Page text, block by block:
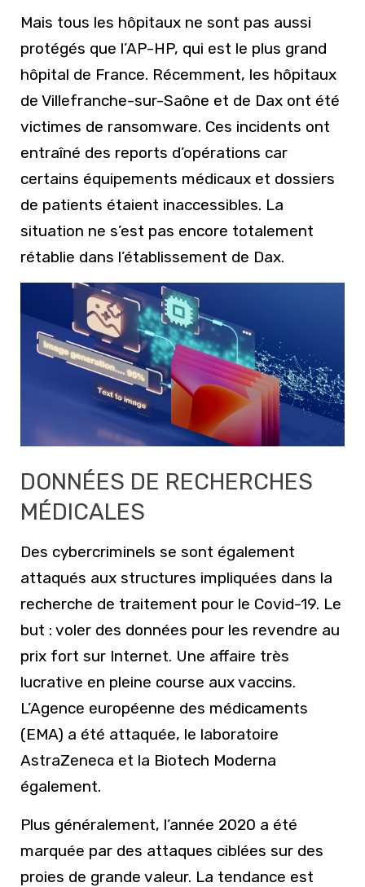
Mais tous les hôpitaux ne sont pas aussi
protégés que l’AP-HP, qui est le plus grand
hôpital de France. Récemment, les hôpitaux
de Villefranche-sur-Saône et de Dax ont été
victimes de ransomware. Ces incidents ont
entraîné des reports d’opérations car
certains équipements médicaux et dossiers
de patients étaient inaccessibles. La
situation ne s’est pas encore totalement
rétablie dans l’établissement de Dax.
DONNÉES DE RECHERCHES
MÉDICALES
Des cybercriminels se sont également
attaqués aux structures impliquées dans la
recherche de traitement pour le Covid-19. Le
but : voler des données pour les revendre au
prix fort sur Internet. Une affaire très
lucrative en pleine course aux vaccins.
L’Agence européenne des médicaments
(EMA) a été attaquée, le laboratoire
AstraZeneca et la Biotech Moderna
également.
Plus généralement, l’année 2020 a été
marquée par des attaques ciblées sur des
proies de grande valeur. La tendance est